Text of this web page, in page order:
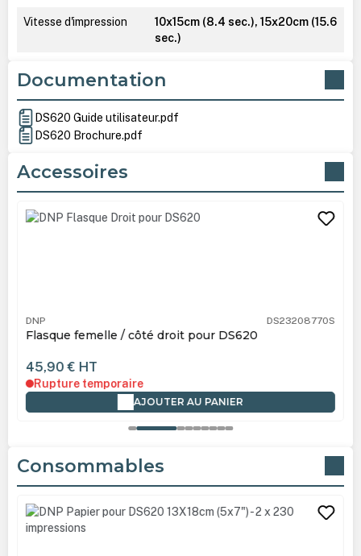
Vitesse d'impression
10x15cm (8.4 sec.), 15x20cm (15.6
sec.)
Documentation
DS620 Guide utilisateur.pdf
DS620 Brochure.pdf
Accessoires
Ignorer la galerie de produits
DNP DS23208770S
Flasque femelle / côté droit pour DS620
45,90 € HT
Rupture temporaire
AJOUTER AU PANIER
Consommables
Ignorer la galerie de produits